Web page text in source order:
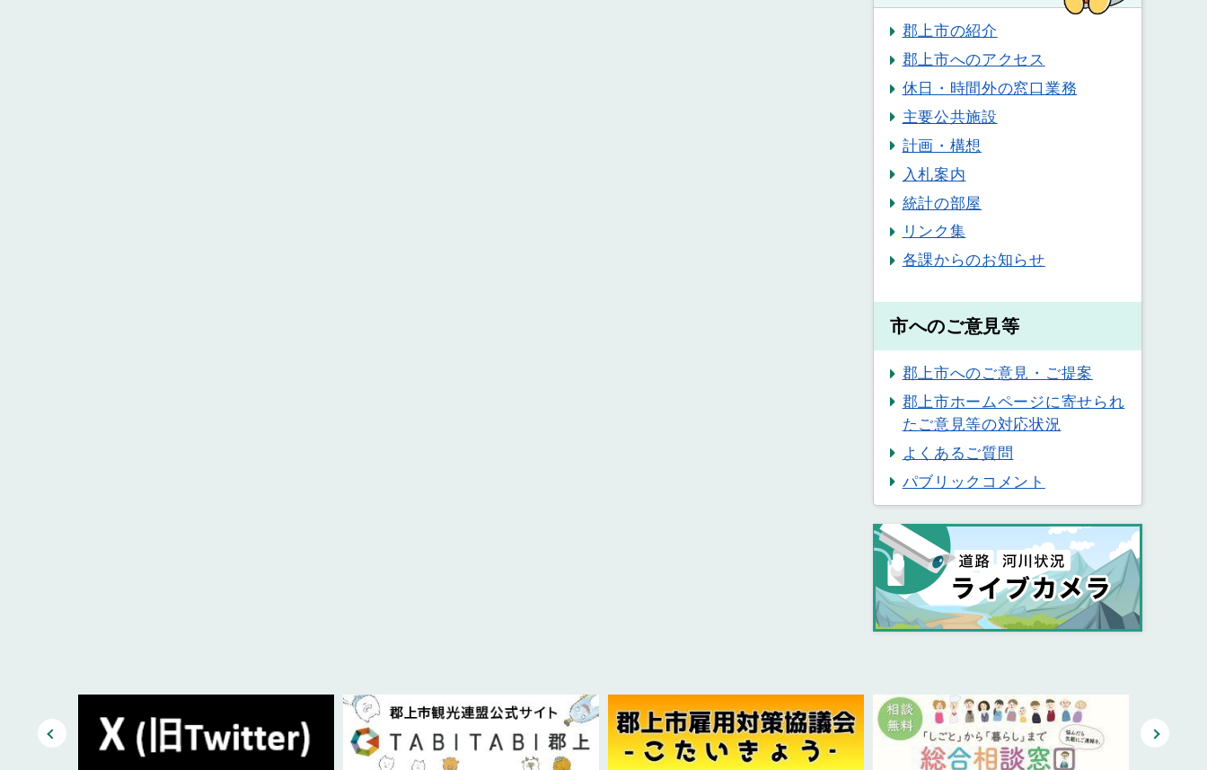
郡上市の紹介
郡上市へのアクセス
休日・時間外の窓口業務
主要公共施設
計画・構想
入札案内
統計の部屋
リンク集
各課からのお知らせ
市へのご意見等
郡上市へのご意見・ご提案
郡上市ホームページに寄せられ
たご意見等の対応状況
よくあるご質問
パブリックコメント